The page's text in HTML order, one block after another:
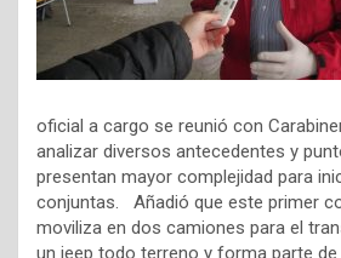
oficial a cargo se reunió con
analizar diversos antecedentes y
presentan mayor complejidad para
conjuntas. Añadió que este primer
moviliza en dos camiones para el
un jeep todo terreno y forma parte